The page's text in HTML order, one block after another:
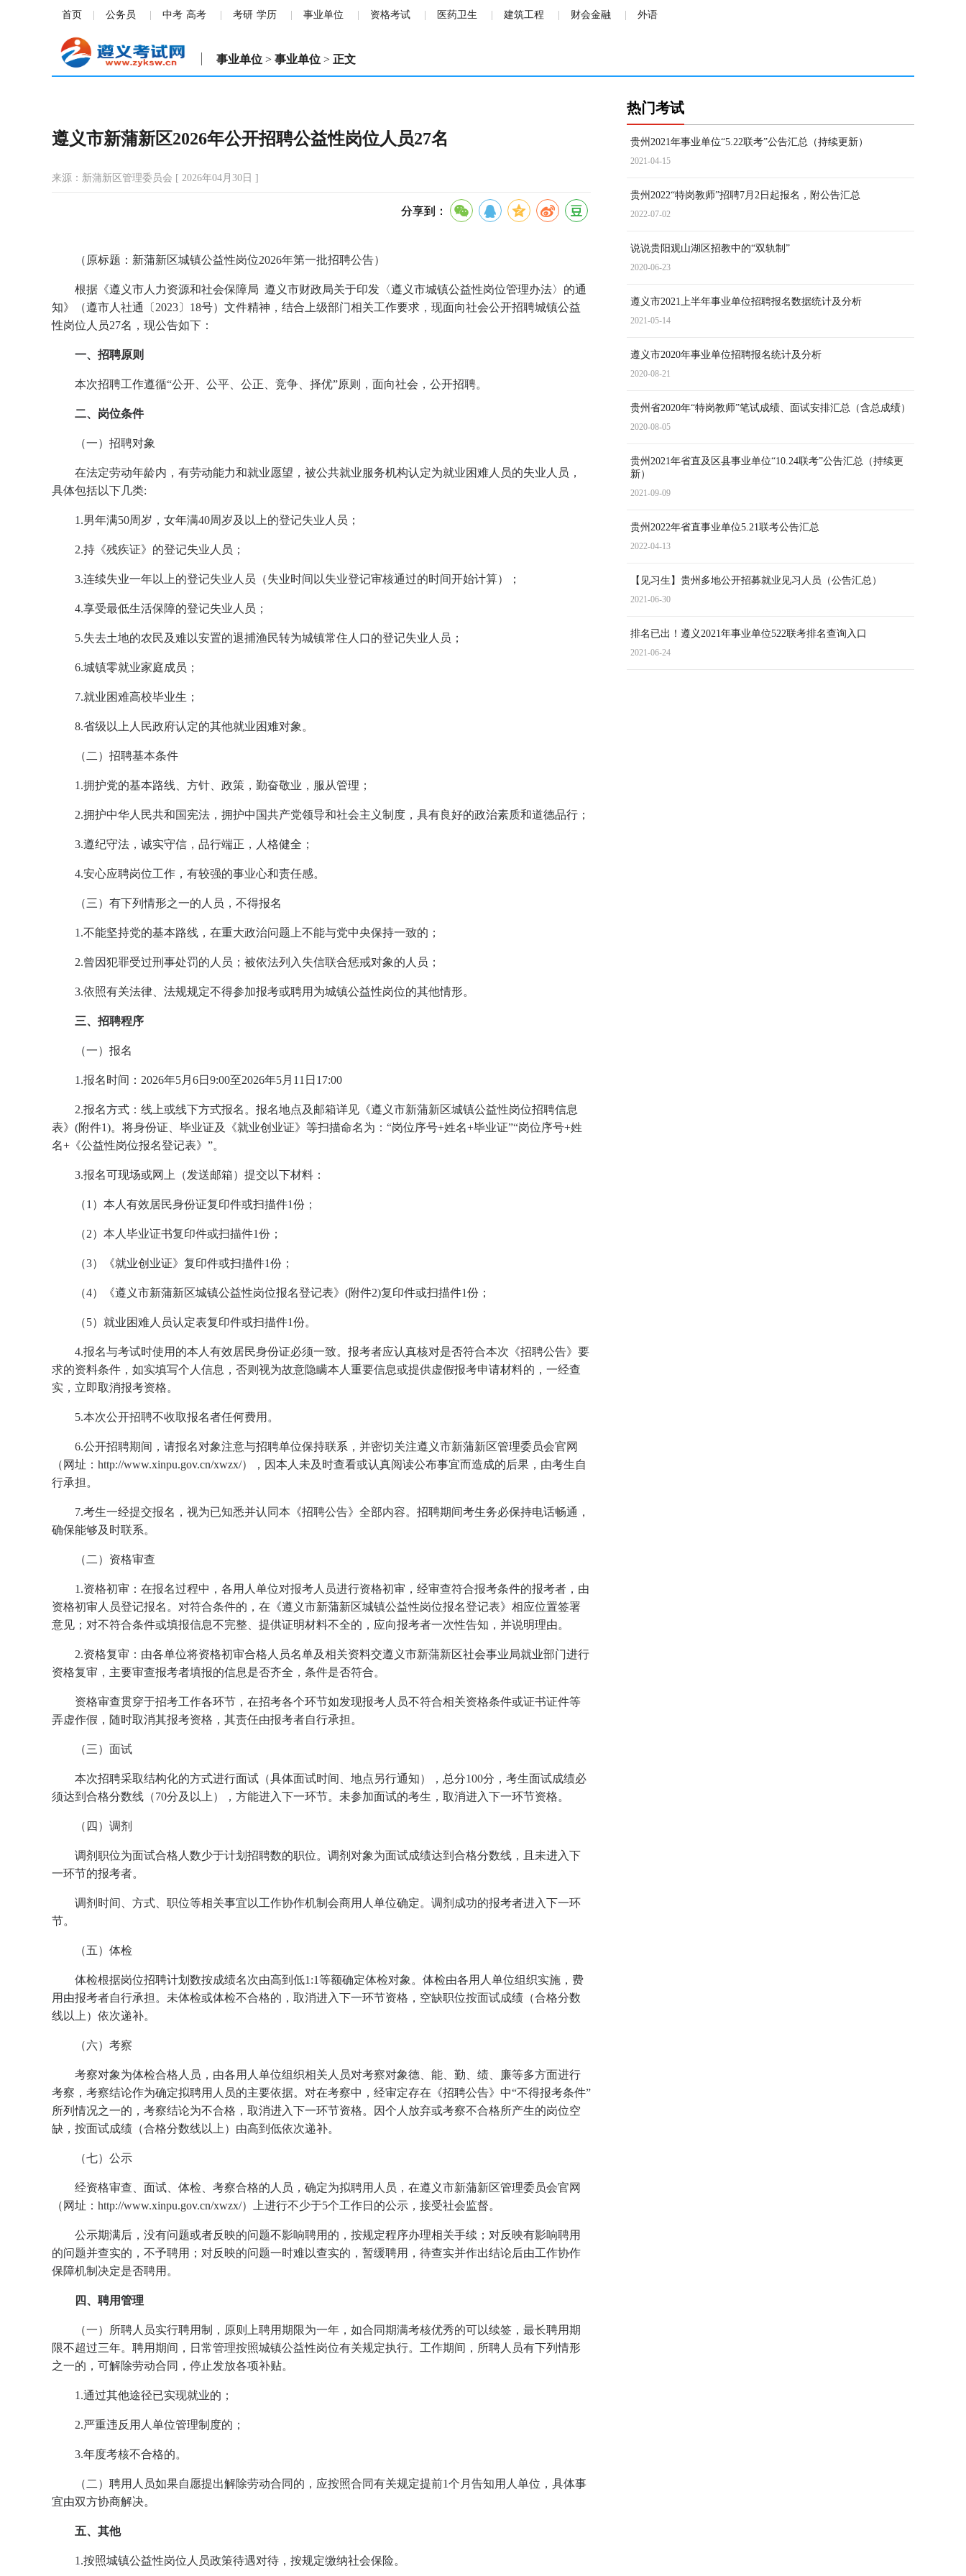
首页 公务员 中考 高考 考研 学历 事业单位 资格考试 医药卫生 建筑工程 财会金融 外语
事业单位 > 事业单位 > 正文
遵义市新蒲新区2026年公开招聘公益性岗位人员27名
来源：新蒲新区管理委员会 [ 2026年04月30日 ]
分享到：
（原标题：新蒲新区城镇公益性岗位2026年第一批招聘公告）
根据《遵义市人力资源和社会保障局 遵义市财政局关于印发〈遵义市城镇公益性岗位管理办法〉的通
知》（遵市人社通〔2023〕18号）文件精神，结合上级部门相关工作要求，现面向社会公开招聘城镇公益
性岗位人员27名，现公告如下：
一、招聘原则
本次招聘工作遵循“公开、公平、公正、竞争、择优”原则，面向社会，公开招聘。
二、岗位条件
（一）招聘对象
在法定劳动年龄内，有劳动能力和就业愿望，被公共就业服务机构认定为就业困难人员的失业人员，
具体包括以下几类:
1.男年满50周岁，女年满40周岁及以上的登记失业人员；
2.持《残疾证》的登记失业人员；
3.连续失业一年以上的登记失业人员（失业时间以失业登记审核通过的时间开始计算）；
4.享受最低生活保障的登记失业人员；
5.失去土地的农民及难以安置的退捕渔民转为城镇常住人口的登记失业人员；
6.城镇零就业家庭成员；
7.就业困难高校毕业生；
8.省级以上人民政府认定的其他就业困难对象。
（二）招聘基本条件
1.拥护党的基本路线、方针、政策，勤奋敬业，服从管理；
2.拥护中华人民共和国宪法，拥护中国共产党领导和社会主义制度，具有良好的政治素质和道德品行；
3.遵纪守法，诚实守信，品行端正，人格健全；
4.安心应聘岗位工作，有较强的事业心和责任感。
（三）有下列情形之一的人员，不得报名
1.不能坚持党的基本路线，在重大政治问题上不能与党中央保持一致的；
2.曾因犯罪受过刑事处罚的人员；被依法列入失信联合惩戒对象的人员；
3.依照有关法律、法规规定不得参加报考或聘用为城镇公益性岗位的其他情形。
三、招聘程序
（一）报名
1.报名时间：2026年5月6日9:00至2026年5月11日17:00
2.报名方式：线上或线下方式报名。报名地点及邮箱详见《遵义市新蒲新区城镇公益性岗位招聘信息
表》(附件1)。将身份证、毕业证及《就业创业证》等扫描命名为：“岗位序号+姓名+毕业证”“岗位序号+姓
名+《公益性岗位报名登记表》”。
3.报名可现场或网上（发送邮箱）提交以下材料：
（1）本人有效居民身份证复印件或扫描件1份；
（2）本人毕业证书复印件或扫描件1份；
（3）《就业创业证》复印件或扫描件1份；
（4）《遵义市新蒲新区城镇公益性岗位报名登记表》(附件2)复印件或扫描件1份；
（5）就业困难人员认定表复印件或扫描件1份。
4.报名与考试时使用的本人有效居民身份证必须一致。报考者应认真核对是否符合本次《招聘公告》要
求的资料条件，如实填写个人信息，否则视为故意隐瞒本人重要信息或提供虚假报考申请材料的，一经查
实，立即取消报考资格。
5.本次公开招聘不收取报名者任何费用。
6.公开招聘期间，请报名对象注意与招聘单位保持联系，并密切关注遵义市新蒲新区管理委员会官网
（网址：http://www.xinpu.gov.cn/xwzx/），因本人未及时查看或认真阅读公布事宜而造成的后果，由考生自
行承担。
7.考生一经提交报名，视为已知悉并认同本《招聘公告》全部内容。招聘期间考生务必保持电话畅通，
确保能够及时联系。
（二）资格审查
1.资格初审：在报名过程中，各用人单位对报考人员进行资格初审，经审查符合报考条件的报考者，由
资格初审人员登记报名。对符合条件的，在《遵义市新蒲新区城镇公益性岗位报名登记表》相应位置签署
意见；对不符合条件或填报信息不完整、提供证明材料不全的，应向报考者一次性告知，并说明理由。
2.资格复审：由各单位将资格初审合格人员名单及相关资料交遵义市新蒲新区社会事业局就业部门进行
资格复审，主要审查报考者填报的信息是否齐全，条件是否符合。
资格审查贯穿于招考工作各环节，在招考各个环节如发现报考人员不符合相关资格条件或证书证件等
弄虚作假，随时取消其报考资格，其责任由报考者自行承担。
（三）面试
本次招聘采取结构化的方式进行面试（具体面试时间、地点另行通知），总分100分，考生面试成绩必
须达到合格分数线（70分及以上），方能进入下一环节。未参加面试的考生，取消进入下一环节资格。
（四）调剂
调剂职位为面试合格人数少于计划招聘数的职位。调剂对象为面试成绩达到合格分数线，且未进入下
一环节的报考者。
调剂时间、方式、职位等相关事宜以工作协作机制会商用人单位确定。调剂成功的报考者进入下一环
节。
（五）体检
体检根据岗位招聘计划数按成绩名次由高到低1:1等额确定体检对象。体检由各用人单位组织实施，费
用由报考者自行承担。未体检或体检不合格的，取消进入下一环节资格，空缺职位按面试成绩（合格分数
线以上）依次递补。
（六）考察
考察对象为体检合格人员，由各用人单位组织相关人员对考察对象德、能、勤、绩、廉等多方面进行
考察，考察结论作为确定拟聘用人员的主要依据。对在考察中，经审定存在《招聘公告》中“不得报考条件”
所列情况之一的，考察结论为不合格，取消进入下一环节资格。因个人放弃或考察不合格所产生的岗位空
缺，按面试成绩（合格分数线以上）由高到低依次递补。
（七）公示
经资格审查、面试、体检、考察合格的人员，确定为拟聘用人员，在遵义市新蒲新区管理委员会官网
（网址：http://www.xinpu.gov.cn/xwzx/）上进行不少于5个工作日的公示，接受社会监督。
公示期满后，没有问题或者反映的问题不影响聘用的，按规定程序办理相关手续；对反映有影响聘用
的问题并查实的，不予聘用；对反映的问题一时难以查实的，暂缓聘用，待查实并作出结论后由工作协作
保障机制决定是否聘用。
四、聘用管理
（一）所聘人员实行聘用制，原则上聘用期限为一年，如合同期满考核优秀的可以续签，最长聘用期
限不超过三年。聘用期间，日常管理按照城镇公益性岗位有关规定执行。工作期间，所聘人员有下列情形
之一的，可解除劳动合同，停止发放各项补贴。
1.通过其他途径已实现就业的；
2.严重违反用人单位管理制度的；
3.年度考核不合格的。
（二）聘用人员如果自愿提出解除劳动合同的，应按照合同有关规定提前1个月告知用人单位，具体事
宜由双方协商解决。
五、其他
1.按照城镇公益性岗位人员政策待遇对待，按规定缴纳社会保险。
热门考试
贵州2021年事业单位“5.22联考”公告汇总（持续更新）
2021-04-15
贵州2022“特岗教师”招聘7月2日起报名，附公告汇总
2022-07-02
说说贵阳观山湖区招教中的“双轨制”
2020-06-23
遵义市2021上半年事业单位招聘报名数据统计及分析
2021-05-14
遵义市2020年事业单位招聘报名统计及分析
2020-08-21
贵州省2020年“特岗教师”笔试成绩、面试安排汇总（含总成绩）
2020-08-05
贵州2021年省直及区县事业单位“10.24联考”公告汇总（持续更
新）
2021-09-09
贵州2022年省直事业单位5.21联考公告汇总
2022-04-13
【见习生】贵州多地公开招募就业见习人员（公告汇总）
2021-06-30
排名已出！遵义2021年事业单位522联考排名查询入口
2021-06-24